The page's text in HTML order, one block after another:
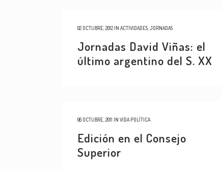
02 OCTUBRE, 2012 IN ACTIVIDADES JORNADAS
Jornadas David Viñas: el
último argentino del S. XX
06 OCTUBRE, 2011 IN VIDA POLÍTICA
Edición en el Consejo
Superior